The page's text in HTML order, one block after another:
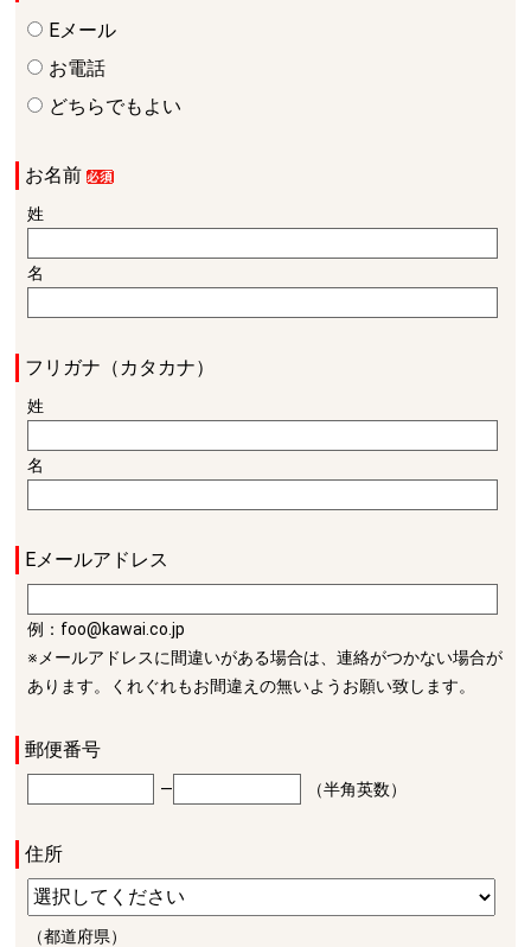
Eメール
お電話
どちらでもよい
お名前
姓
名
フリガナ（カタカナ）
姓
名
Eメールアドレス
例：foo@kawai.co.jp
※メールアドレスに間違いがある場合は、連絡がつかない場合が
あります。くれぐれもお間違えの無いようお願い致します。
郵便番号
― （半角英数）
住所
（都道府県）